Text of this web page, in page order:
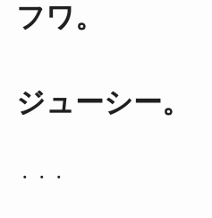
フワ。
ジューシー。
・・・